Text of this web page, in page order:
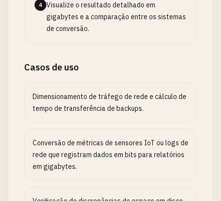
4
Visualize o resultado detalhado em
gigabytes e a comparação entre os sistemas
de conversão.
Casos de uso
Dimensionamento de tráfego de rede e cálculo de
tempo de transferência de backups.
Conversão de métricas de sensores IoT ou logs de
rede que registram dados em bits para relatórios
em gigabytes.